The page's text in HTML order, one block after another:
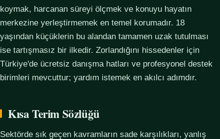
koymak, harcanan süreyi ölçmek ve konuyu hayatın
merkezine yerleştirmemek en temel korumadır. 18
yaşından küçüklerin bu alandan tamamen uzak tutulması
ise tartışmasız bir ilkedir. Zorlandığını hissedenler için
Türkiye'de ücretsiz danışma hatları ve profesyonel destek
birimleri mevcuttur; yardım istemek en akılcı adımdır.
Kısa Terim Sözlüğü
Sektörde sık geçen kavramların sade karşılıkları, yanlış